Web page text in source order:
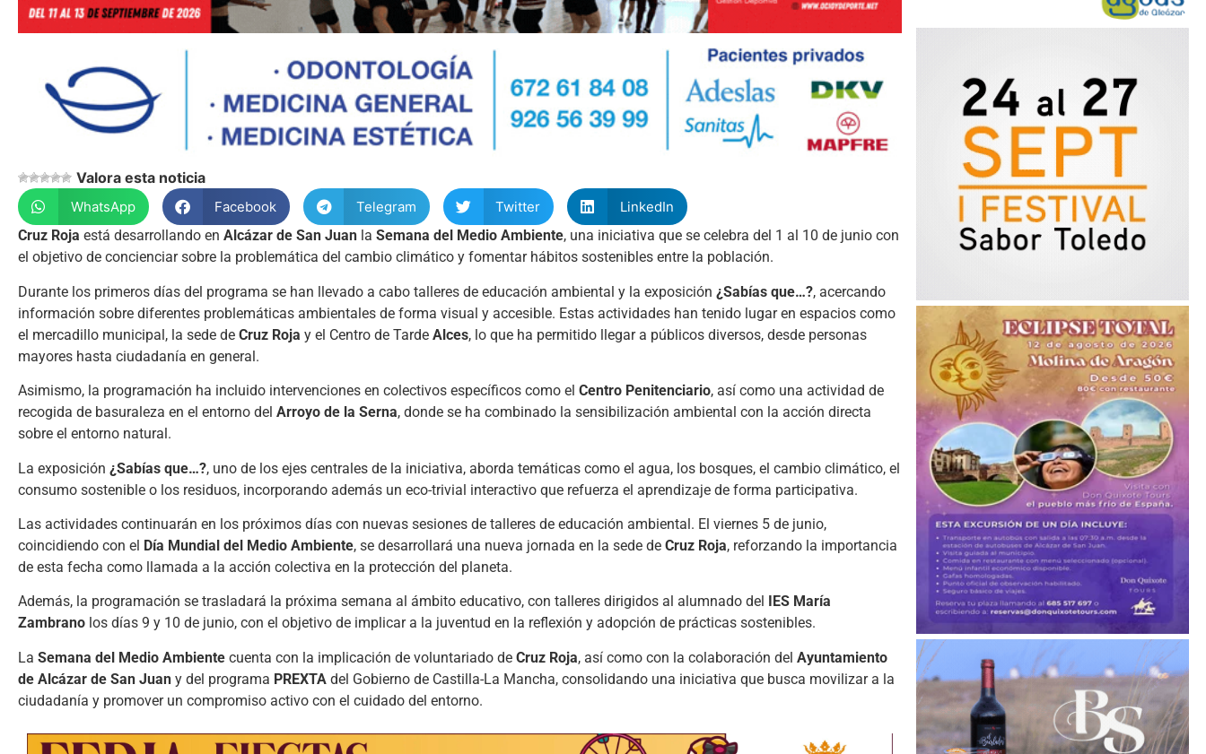
Valora esta noticia
WhatsApp Facebook Telegram Twitter
LinkedIn
Cruz Roja está desarrollando en Alcázar de San Juan la Semana del Medio Ambiente, una iniciativa que se celebra del 1 al 10 de junio con
el objetivo de concienciar sobre la problemática del cambio climático y fomentar hábitos sostenibles entre la población.
Durante los primeros días del programa se han llevado a cabo talleres de educación ambiental y la exposición ¿Sabías que…?, acercando
información sobre diferentes problemáticas ambientales de forma visual y accesible. Estas actividades han tenido lugar en espacios como
el mercadillo municipal, la sede de Cruz Roja y el Centro de Tarde Alces, lo que ha permitido llegar a públicos diversos, desde personas
mayores hasta ciudadanía en general.
Asimismo, la programación ha incluido intervenciones en colectivos específicos como el Centro Penitenciario, así como una actividad de
recogida de basuraleza en el entorno del Arroyo de la Serna, donde se ha combinado la sensibilización ambiental con la acción directa
sobre el entorno natural.
La exposición ¿Sabías que…?, uno de los ejes centrales de la iniciativa, aborda temáticas como el agua, los bosques, el cambio climático, el
consumo sostenible o los residuos, incorporando además un eco-trivial interactivo que refuerza el aprendizaje de forma participativa.
Las actividades continuarán en los próximos días con nuevas sesiones de talleres de educación ambiental. El viernes 5 de junio,
coincidiendo con el Día Mundial del Medio Ambiente, se desarrollará una nueva jornada en la sede de Cruz Roja, reforzando la importancia
de esta fecha como llamada a la acción colectiva en la protección del planeta.
Además, la programación se trasladará la próxima semana al ámbito educativo, con talleres dirigidos al alumnado del
IES María
Zambrano los días 9 y 10 de junio, con el objetivo de implicar a la juventud en la reflexión y adopción de prácticas sostenibles.
La Semana del Medio Ambiente cuenta con la implicación de voluntariado de Cruz Roja, así como con la colaboración del Ayuntamiento
de Alcázar de San Juan y del programa PREXTA del Gobierno de Castilla-La Mancha, consolidando una iniciativa que busca movilizar a la
ciudadanía y promover un compromiso activo con el cuidado del entorno.